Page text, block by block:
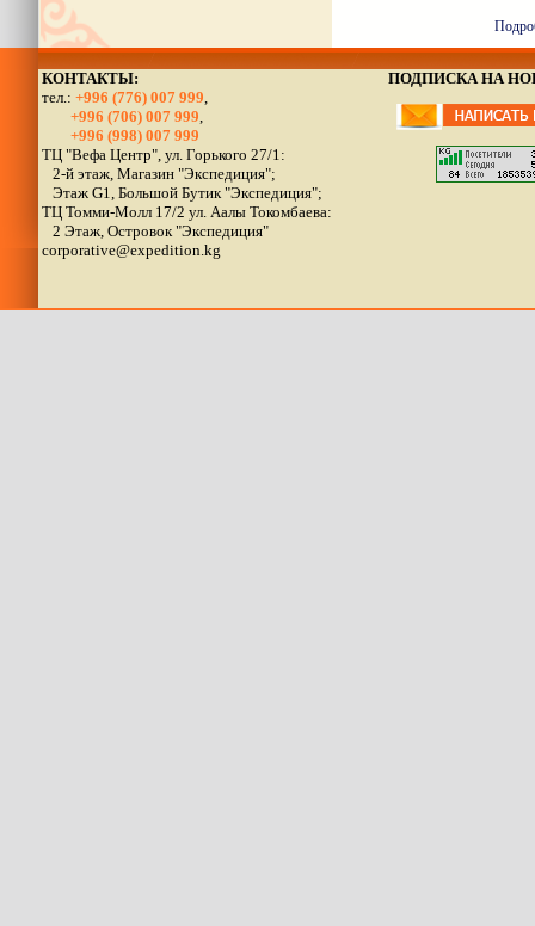
КОНТАКТЫ:
тел.: +996 (776) 007 999,
+996 (706) 007 999,
+996 (998) 007 999
ТЦ "Вефа Центр", ул. Горького 27/1:
2-й этаж, Магазин "Экспедиция";
Этаж G1, Большой Бутик "Экспедиция";
ТЦ Томми-Молл 17/2 ул. Аалы Токомбаева:
2 Этаж, Островок "Экспедиция"
corporative@expedition.kg
ПОДПИСКА НА